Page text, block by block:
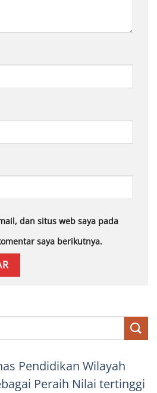
dan situs web saya pada
saya berikutnya.
Pendidikan Wilayah
Peraih Nilai tertinggi